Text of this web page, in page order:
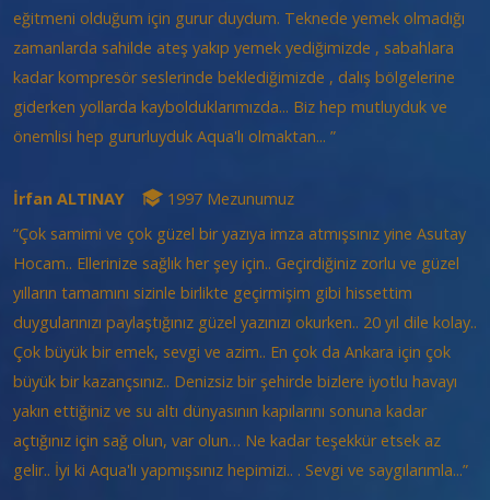
eğitmeni olduğum için gurur duydum. Teknede yemek olmadığı
zamanlarda sahilde ateş yakıp yemek yediğimizde , sabahlara
kadar kompresör seslerinde beklediğimizde , dalış bölgelerine
giderken yollarda kaybolduklarımızda... Biz hep mutluyduk ve
önemlisi hep gururluyduk Aqua'lı olmaktan... ”
İrfan ALTINAY
1997 Mezunumuz
“Çok samimi ve çok güzel bir yazıya imza atmışsınız yine Asutay
Hocam.. Ellerinize sağlık her şey için.. Geçirdiğiniz zorlu ve güzel
yılların tamamını sizinle birlikte geçirmişim gibi hissettim
duygularınızı paylaştığınız güzel yazınızı okurken.. 20 yıl dile kolay..
Çok büyük bir emek, sevgi ve azim.. En çok da Ankara için çok
büyük bir kazançsınız.. Denizsiz bir şehirde bizlere iyotlu havayı
yakın ettiğiniz ve su altı dünyasının kapılarını sonuna kadar
açtığınız için sağ olun, var olun… Ne kadar teşekkür etsek az
gelir.. İyi ki Aqua'lı yapmışsınız hepimizi.. . Sevgi ve saygılarımla...”